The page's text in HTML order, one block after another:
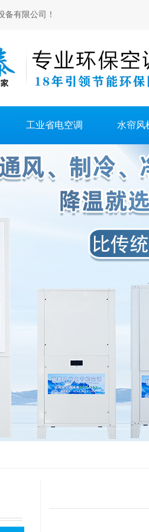
备有限公司！
工业省电空调 水帘风